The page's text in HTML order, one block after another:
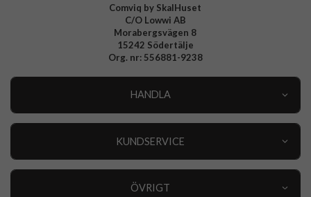
Comviq by SkalHuset
C/O Lowwi AB
Morabergsvägen 8
15242 Södertälje
Org. nr: 556881-9238
HANDLA
KUNDSERVICE
ÖVRIGT